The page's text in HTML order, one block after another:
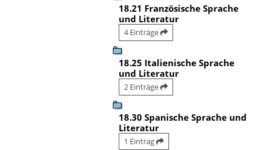
18.21 Französische Sprache
und Literatur
4 Einträge
18.25 Italienische Sprache
und Literatur
2 Einträge
18.30 Spanische Sprache und
Literatur
1 Eintrag